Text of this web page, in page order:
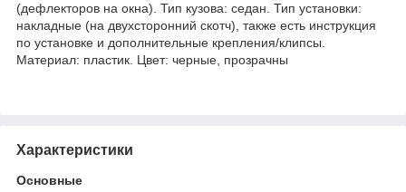
(дефлекторов на окна). Тип кузова: седан. Тип установки:
накладные (на двухсторонний скотч), также есть инструкция
по установке и дополнительные крепления/клипсы.
Материал: пластик. Цвет: черные, прозрачны
Характеристики
Основные